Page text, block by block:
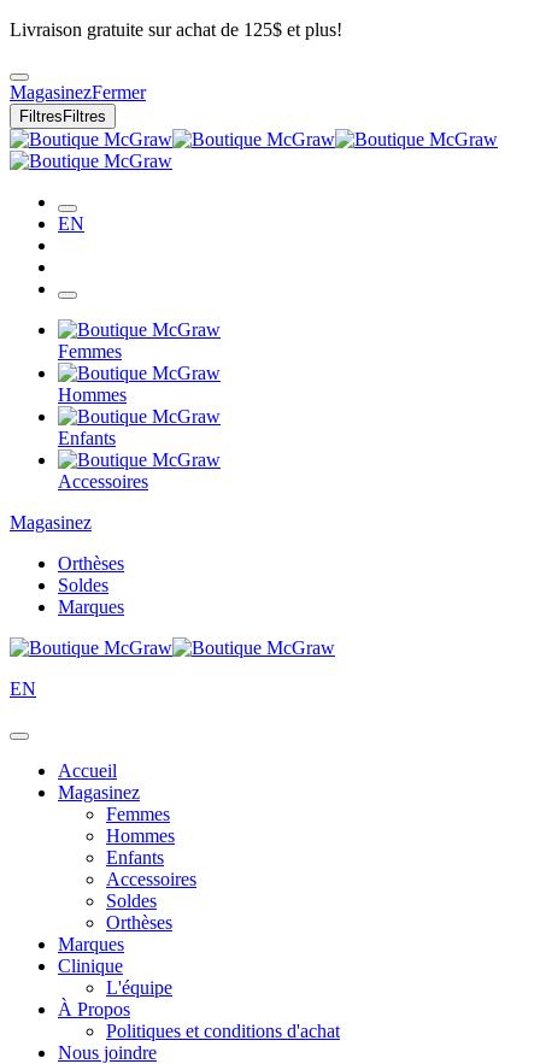
Livraison gratuite sur achat de 125$ et plus!
MagasinezFermer
Filtres Filtres
EN
Femmes
Hommes
Enfants
Accessoires
Magasinez
Orthèses
Soldes
Marques
EN
Accueil
Magasinez
Femmes
Hommes
Enfants
Accessoires
Soldes
Orthèses
Marques
Clinique
L'équipe
À Propos
Politiques et conditions d'achat
Nous joindre